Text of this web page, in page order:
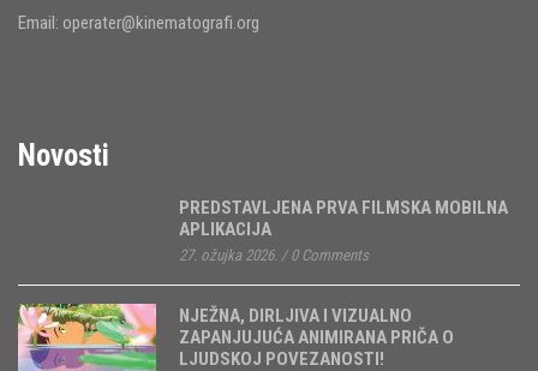
Email: operater@kinematografi.org
Novosti
PREDSTAVLJENA PRVA FILMSKA MOBILNA
APLIKACIJA
27. ožujka 2026. / 0 Comments
NJEŽNA, DIRLJIVA I VIZUALNO
ZAPANJUJUĆA ANIMIRANA PRIČA O
LJUDSKOJ POVEZANOSTI!